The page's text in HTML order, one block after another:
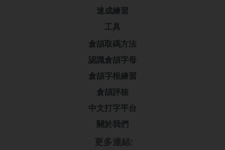
速成練習
工具
倉頡取碼方法
認識倉頡字母
倉頡字根練習
倉頡評核
中文打字平台
關於我們
更多連結: